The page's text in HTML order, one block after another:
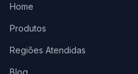
Home
Produtos
Regiões Atendidas
Blog